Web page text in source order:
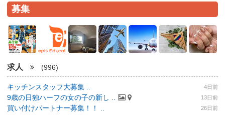
募集
求人 (996)
キッチンスタッフ大募集 .. 4日前
9歳の日独ハーフの女の子の新し .. 13日前
買い付けパートナー募集！！ .. 26日前